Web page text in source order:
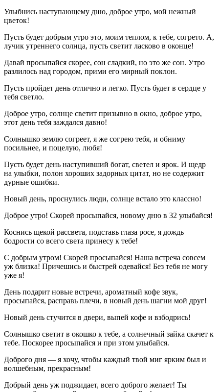
Улыбнись наступающему дню, доброе утро, мой нежный
цветок!
Пусть будет добрым утро это, моим теплом, к тебе, согрето. А,
лучик утреннего солнца, пусть светит ласково в оконце!
Давай просыпайся скорее, сон сладкий, но это же сон. Утро
разлилось над городом, прими его мирный поклон.
Пусть пройдет день отлично и легко. Пусть будет в сердце у
тебя светло.
Доброе утро, солнце светит призывно в окно, доброе утро,
этот день тебя заждался давно!
Солнышко землю согреет, я же согрею тебя, и обниму
посильнее, и поцелую, любя!
Пусть будет день наступивший богат, светел и ярок. И щедр
на улыбки, полон хороших задорных цитат, но не содержит
дурные ошибки.
Новый день, проснулись люди, солнце встало это классно!
Доброе утро! Скорей просыпайся, новому дню в 32 улыбайся!
Коснись щекой рассвета, подставь глаза росе, я дождь
бодрости со всего света принесу к тебе!
С добрым утром! Скорей просыпайся! Наша встреча совсем
уж близка! Причешись и быстрей одевайся! Без тебя не могу
уже я!
День подарит новые встречи, ароматный кофе звук,
просыпайся, расправь плечи, в новый день шагни мой друг!
Новый день стучится в двери, выпей кофе и взбодрись!
Солнышко светит в окошко к тебе, а солнечный зайка скачет к
тебе. Поскорее просыпайся и при этом улыбайся.
Доброго дня — я хочу, чтобы каждый твой миг ярким был и
волшебным, прекрасным!
Добрый день уж поджидает, всего доброго желает! Ты